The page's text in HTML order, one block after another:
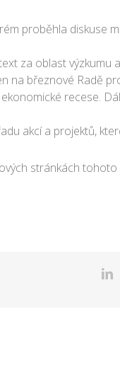
proběhla diskuse
za oblast výzkumu
na březnové Radě
recese.
akcí a projektů,
stránkách tohoto